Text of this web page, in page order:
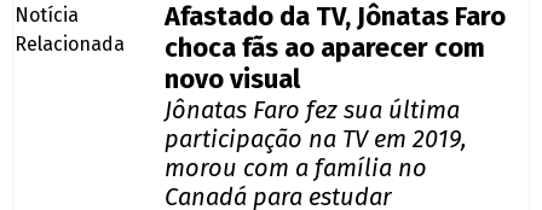
Afastado da TV, Jônatas Faro
choca fãs ao aparecer com
novo visual
Jônatas Faro fez sua última
participação na TV em 2019,
morou com a família no
Canadá para estudar